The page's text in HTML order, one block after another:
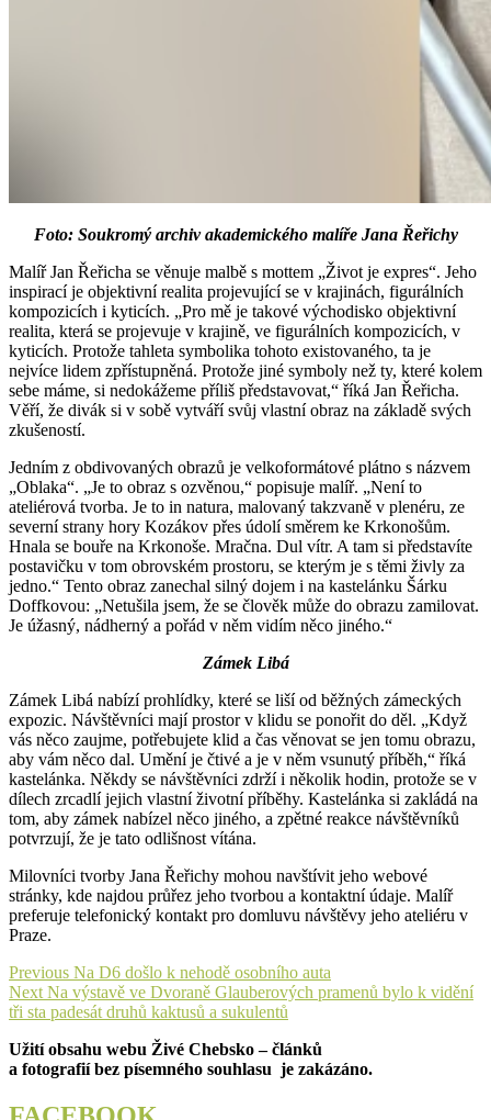
Foto: Soukromý archiv akademického malíře Jana Řeřichy
Malíř Jan Řeřicha se věnuje malbě s mottem „Život je expres“. Jeho
inspirací je objektivní realita projevující se v krajinách, figurálních
kompozicích i kyticích. „Pro mě je takové východisko objektivní
realita, která se projevuje v krajině, ve figurálních kompozicích, v
kyticích. Protože tahleta symbolika tohoto existovaného, ta je
nejvíce lidem zpřístupněná. Protože jiné symboly než ty, které kolem
sebe máme, si nedokážeme příliš představovat,“ říká Jan Řeřicha.
Věří, že divák si v sobě vytváří svůj vlastní obraz na základě svých
zkušeností.
Jedním z obdivovaných obrazů je velkoformátové plátno s názvem
„Oblaka“. „Je to obraz s ozvěnou,“ popisuje malíř. „Není to
ateliérová tvorba. Je to in natura, malovaný takzvaně v plenéru, ze
severní strany hory Kozákov přes údolí směrem ke Krkonošům.
Hnala se bouře na Krkonoše. Mračna. Dul vítr. A tam si představíte
postavičku v tom obrovském prostoru, se kterým je s těmi živly za
jedno.“ Tento obraz zanechal silný dojem i na kastelánku Šárku
Doffkovou: „Netušila jsem, že se člověk může do obrazu zamilovat.
Je úžasný, nádherný a pořád v něm vidím něco jiného.“
Zámek Libá
Zámek Libá nabízí prohlídky, které se liší od běžných zámeckých
expozic. Návštěvníci mají prostor v klidu se ponořit do děl. „Když
vás něco zaujme, potřebujete klid a čas věnovat se jen tomu obrazu,
aby vám něco dal. Umění je čtivé a je v něm vsunutý příběh,“ říká
kastelánka. Někdy se návštěvníci zdrží i několik hodin, protože se v
dílech zrcadlí jejich vlastní životní příběhy. Kastelánka si zakládá na
tom, aby zámek nabízel něco jiného, a zpětné reakce návštěvníků
potvrzují, že je tato odlišnost vítána.
Milovníci tvorby Jana Řeřichy mohou navštívit jeho webové
stránky, kde najdou průřez jeho tvorbou a kontaktní údaje. Malíř
preferuje telefonický kontakt pro domluvu návštěvy jeho ateliéru v
Praze.
Navigace
pro
příspěvek
Previous Previous
post:
Na D6 došlo k nehodě osobního auta
Next Next
post:
Na výstavě ve Dvoraně Glauberových pramenů bylo k vidění
tři sta padesát druhů kaktusů a sukulentů
Užití obsahu webu Živé Chebsko – článků
a fotografií bez písemného souhlasu je zakázáno.